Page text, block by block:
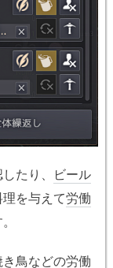
たり、
ビール
を与えて労働
鳥などの労働